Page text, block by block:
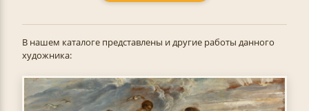
В нашем каталоге представлены и другие работы данного
художника: